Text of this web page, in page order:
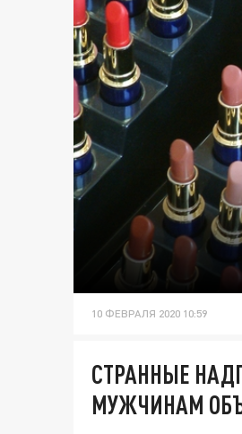
10 ФЕВРАЛЯ 2020 10:59
СТРАННЫЕ
МУЖЧИНАМ